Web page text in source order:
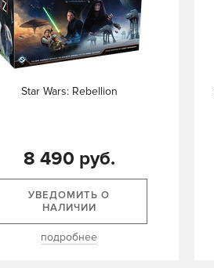
Star Wars: Rebellion
8 490 руб.
УВЕДОМИТЬ О
НАЛИЧИИ
подробнее